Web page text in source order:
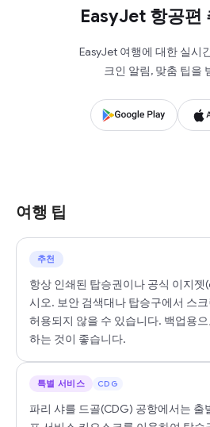
EasyJet 항공편
EasyJet 여행에 대한 실시
크인 알림, 맞춤 팁을
여행 팁
추천
항상 인쇄된 탑승권이나 공식 이지
시오. 보안 검색대나 탑승구에서 스
허용되지 않을 수 있습니다. 백업용
하는 것이 좋습니다.
특별 서비스 CDG
파리 샤를 드골(CDG) 공항에서는 출